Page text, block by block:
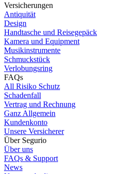
Versicherungen
Antiquität
Design
Handtasche und Reisegepäck
Kamera und Equipment
Musikinstrumente
Schmuckstück
Verlobungsring
FAQs
All Risiko Schutz
Schadenfall
Vertrag und Rechnung
Ganz Allgemein
Kundenkonto
Unsere Versicherer
Über Segurio
Über uns
FAQs & Support
News